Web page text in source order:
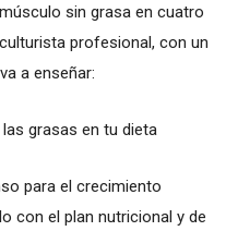
sin grasa en cuatro
profesional, con un
a enseñar:
grasas en tu dieta
para el crecimiento
con el plan nutricional y de